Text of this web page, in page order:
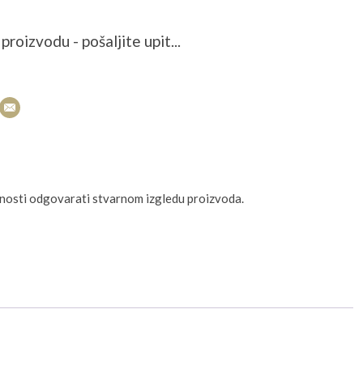
- pošaljite upit...
odgovarati stvarnom izgledu proizvoda.